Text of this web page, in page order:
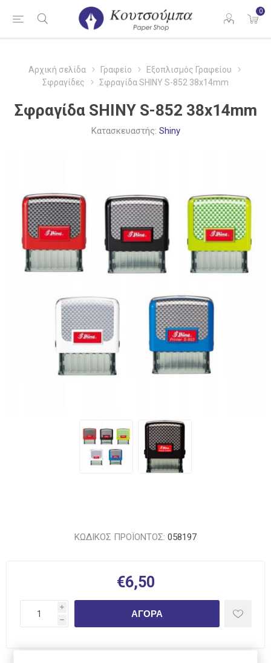
0
Αρχική σελίδα Γραφείο
Εξοπλισμός Γραφείου
Σφραγίδες
Σφραγίδα SHINY S-852 38x14mm
Σφραγίδα SHINY S-852 38x14mm
Κατασκευαστής: Shiny
ΚΩΔΙΚΟΣ ΠΡΟΪΟΝΤΟΣ: 058197
€6,50
i
h
ΑΓΟΡΆ